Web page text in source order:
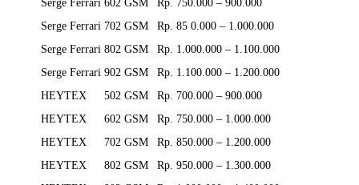
Serge Ferrari 602 GSM
Rp. 750.000 – 900.000
Serge Ferrari 702 GSM
Rp. 85 0.000 – 1.000.000
Serge Ferrari 802 GSM
Rp. 1.000.000 – 1.100.000
Serge Ferrari 902 GSM
Rp. 1.100.000 – 1.200.000
HEYTEX
502 GSM
Rp. 700.000 – 900.000
HEYTEX
602 GSM
Rp. 750.000 – 1.000.000
HEYTEX
702 GSM
Rp. 850.000 – 1.200.000
HEYTEX
802 GSM
Rp. 950.000 – 1.300.000